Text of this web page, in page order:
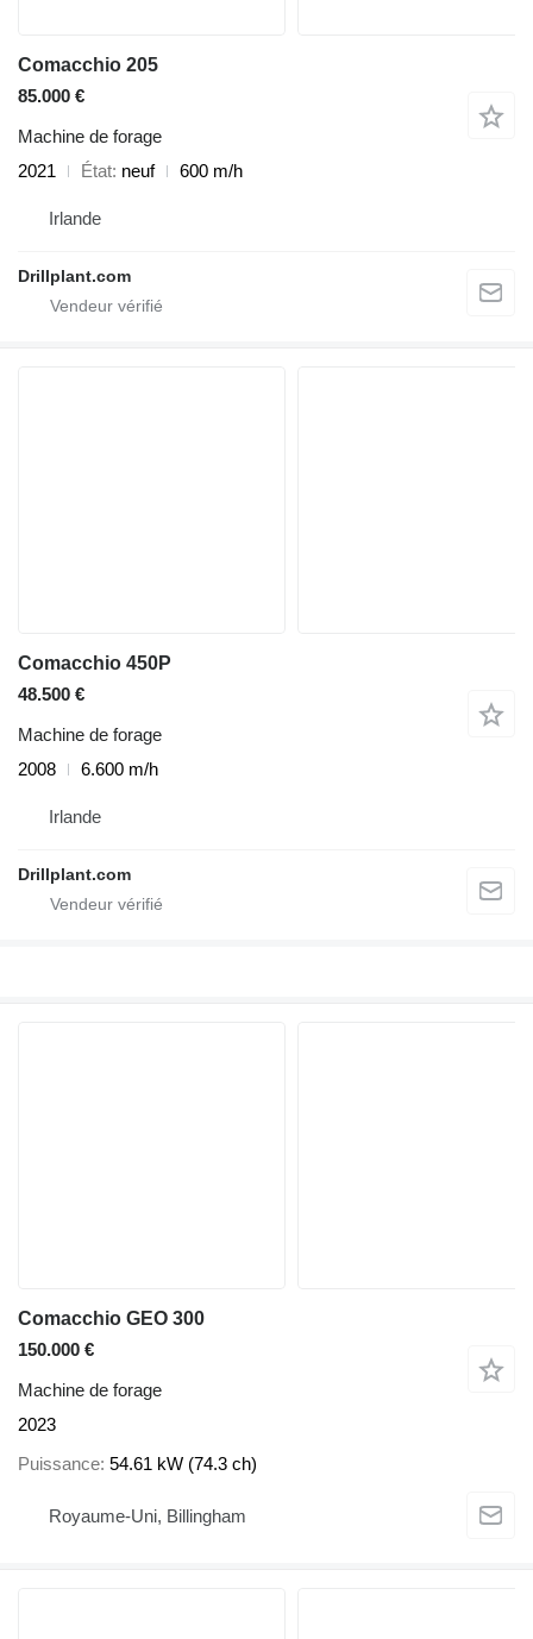
Comacchio 205
85.000 €
Machine de forage
2021
État neuf 600 m/h
Irlande
Drillplant.com
Comacchio 450P
48.500 €
Machine de forage
2008
6.600 m/h
Irlande
Drillplant.com
Comacchio GEO 300
150.000 €
Machine de forage
2023
Puissance 54.61 kW (74.3 ch)
Royaume-Uni, Billingham